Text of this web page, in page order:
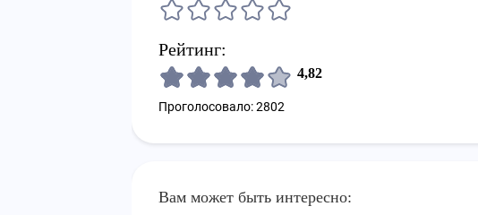
Рейтинг:
4,82
Проголосовало: 2802
Вам может быть интересно: